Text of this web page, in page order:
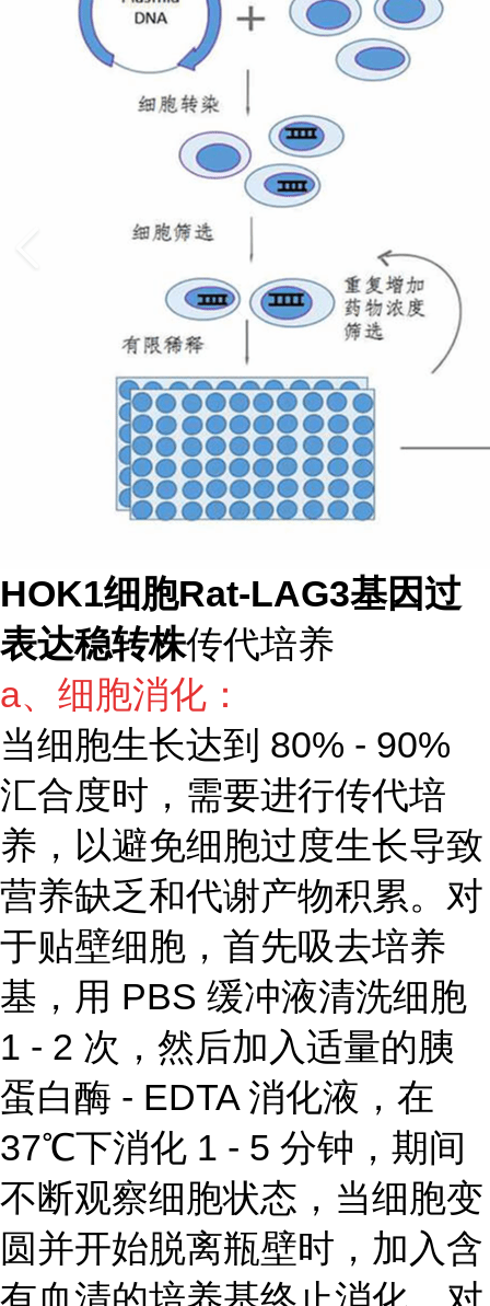
HOK1细胞Rat-LAG3基因过
表达稳转株传代培养
a、细胞消化：
当细胞生长达到 80% - 90%
汇合度时，需要进行传代培
养，以避免细胞过度生长导致
营养缺乏和代谢产物积累。对
于贴壁细胞，首先吸去培养
基，用 PBS 缓冲液清洗细胞
1 - 2 次，然后加入适量的胰
蛋白酶 - EDTA 消化液，在
37℃下消化 1 - 5 分钟，期间
不断观察细胞状态，当细胞变
圆并开始脱离瓶壁时，加入含